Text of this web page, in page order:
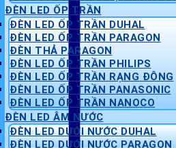
ĐÈN LED ỐP TRẦN
ĐÈN LED ỐP TRẦN DUHAL
ĐÈN LED ỐP TRẦN PARAGON
ĐÈN THẢ PARAGON
ĐÈN LED ỐP TRẦN PHILIPS
ĐÈN LED ỐP TRẦN RẠNG ĐÔNG
ĐÈN LED ỐP TRẦN PANASONIC
ĐÈN LED ỐP TRẦN NANOCO
ĐÈN LED ÂM NƯỚC
ĐÈN LED DƯỚI NƯỚC DUHAL
ĐÈN LED DƯỚI NƯỚC PARAGON